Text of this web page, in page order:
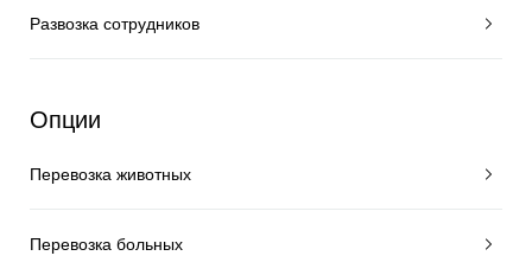
Развозка сотрудников
Опции
Перевозка животных
Перевозка больных